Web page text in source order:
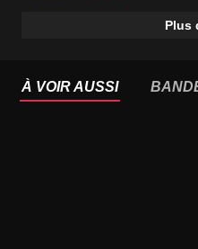
Plus
À VOIR AUSSI